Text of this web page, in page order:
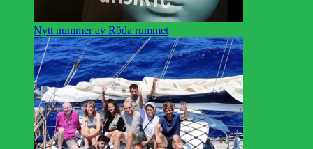
Nytt nummer av Röda rummet